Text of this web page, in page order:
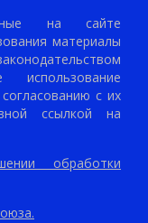
на сайте
материалы
с их
ссылкой на
обработки